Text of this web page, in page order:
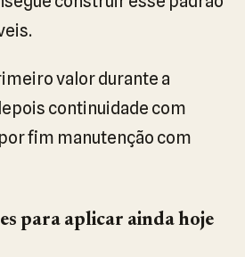
valor durante a
continuidade com
fim manutenção com
para aplicar ainda hoje